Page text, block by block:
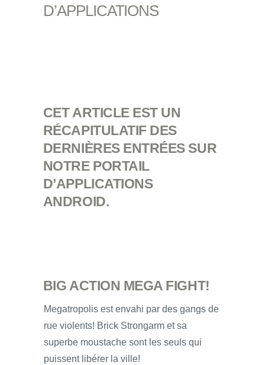
D’APPLICATIONS
CET ARTICLE EST UN
RÉCAPITULATIF DES
DERNIÈRES ENTRÉES SUR
NOTRE PORTAIL
D’APPLICATIONS
ANDROID.
BIG ACTION MEGA FIGHT!
Megatropolis est envahi par des gangs de
rue violents! Brick Strongarm et sa
superbe moustache sont les seuls qui
puissent libérer la ville!